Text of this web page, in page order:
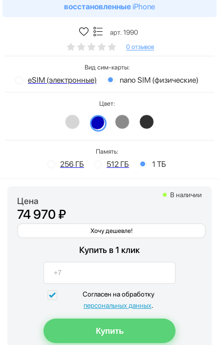
восстановленные iPhone
арт. 1990
0 отзывов
Вид сим-карты:
eSIM (электронные) nano SIM (физические)
Цвет:
Память:
256 ГБ 512 ГБ 1 ТБ
Цена
74 970 ₽
Хочу дешевле!
В наличии
Купить в 1 клик
Согласен на обработку
персональных данных.